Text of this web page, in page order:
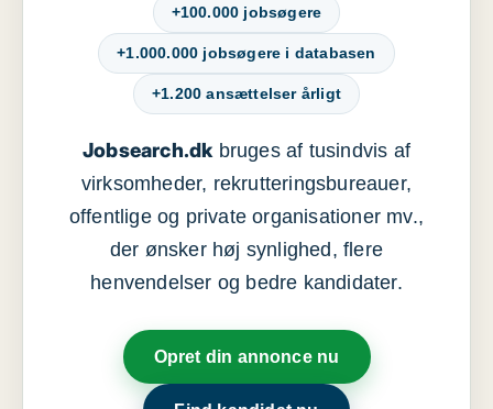
+100.000 jobsøgere
+1.000.000 jobsøgere i databasen
+1.200 ansættelser årligt
Jobsearch.dkbruges af tusindvis af
virksomheder, rekrutteringsbureauer,
offentlige og private organisationer mv.,
der ønsker høj synlighed, flere
henvendelser og bedre kandidater.
Opret din annonce nu